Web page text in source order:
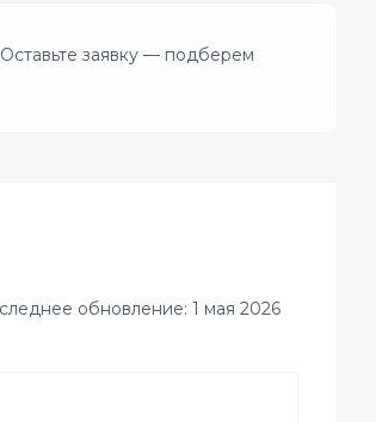
заявку — подберем
обновление: 1 мая 2026